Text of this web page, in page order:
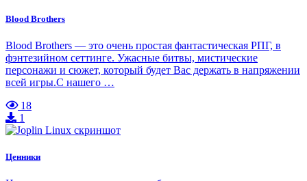
Blood Brothers
Blood Brothers — это очень простая фантастическая РПГ, в
фэнтезийном сеттинге. Ужасные битвы, мистические
персонажи и сюжет, который будет Вас держать в напряжении
всей игры.С нашего …
18
1
Ценники